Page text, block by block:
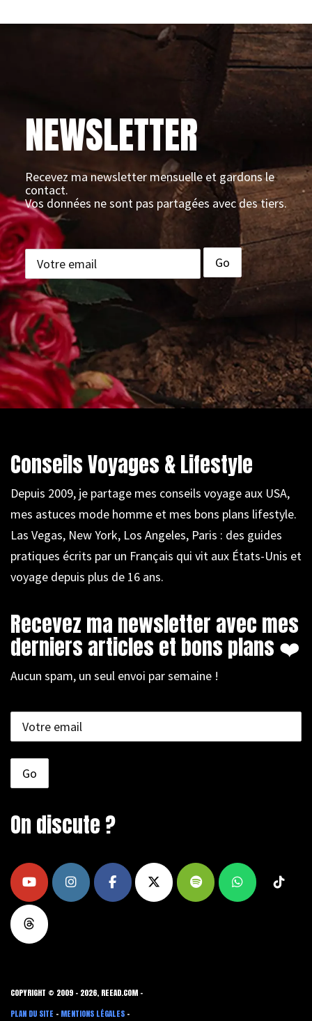
NEWSLETTER
Recevez ma newsletter mensuelle et gardons le
contact.
Vos données ne sont pas partagées avec des tiers.
Conseils Voyages & Lifestyle
Depuis 2009, je partage mes conseils voyage aux USA,
mes astuces mode homme et mes bons plans lifestyle.
Las Vegas, New York, Los Angeles, Paris : des guides
pratiques écrits par un Français qui vit aux États-Unis et
voyage depuis plus de 16 ans.
Recevez ma newsletter avec mes
derniers articles et bons plans ❤️
Aucun spam, un seul envoi par semaine !
On discute ?
COPYRIGHT © 2009 - 2026, REEAD.COM -
PLAN DU SITE - MENTIONS LÉGALES -